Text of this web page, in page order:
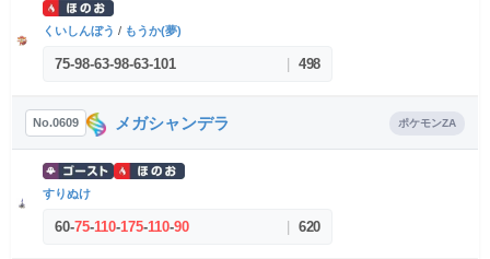
くいしんぼう / もうか(夢)
75-98-63-98-63-101 498
No.0609 メガシャンデラ ポケモンZA
すりぬけ
60-75-110-175-110-90 620